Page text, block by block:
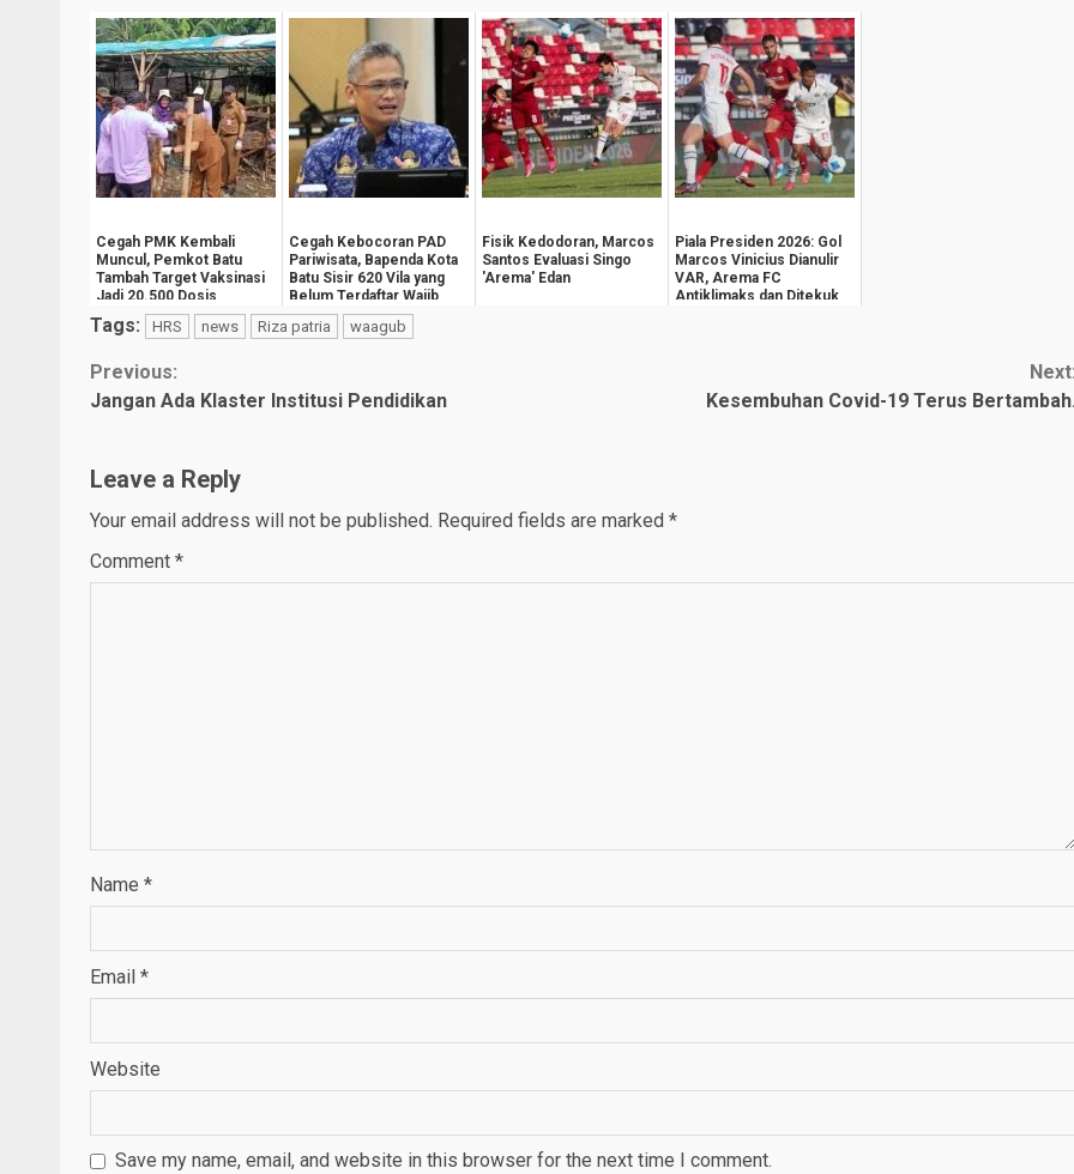
Cegah PMK Kembali
Muncul, Pemkot Batu
Tambah Target Vaksinasi
Jadi 20.500 Dosis
Cegah Kebocoran PAD
Pariwisata, Bapenda Kota
Batu Sisir 620 Vila yang
Belum Terdaftar Wajib
Pajak
Fisik Kedodoran, Marcos
Santos Evaluasi Singo
'Arema' Edan
Piala Presiden 2026: Gol
Marcos Vinicius Dianulir
VAR, Arema FC
Antiklimaks dan Ditekuk
Tags: HRS news Riza patria waagub
Continue
Previous:
Jangan Ada Klaster Institusi Pendidikan
Kesembuhan Covid-19 Terus
Leave a Reply
Your email address will not be published. Required fields are marked *
Comment *
Name *
Email *
Website
Save my name, email, and website in this browser for the next time I comment.